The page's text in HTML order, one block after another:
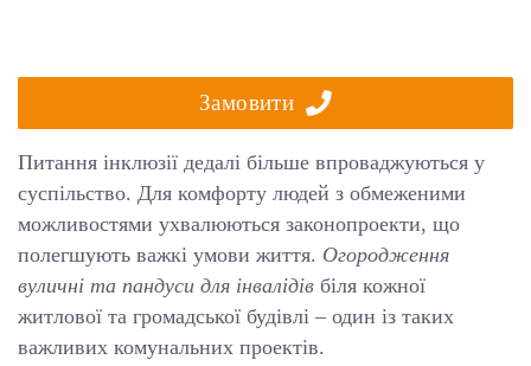
Замовити
Питання інклюзії дедалі більше впроваджуються у
суспільство. Для комфорту людей з обмеженими
можливостями ухвалюються законопроекти, що
полегшують важкі умови життя. Огородження
вуличні та пандуси для інвалідів біля кожної
житлової та громадської будівлі – один із таких
важливих комунальних проектів.